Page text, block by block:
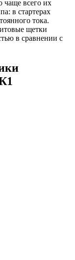
чаще всего их
в стартерах
тока.
щетки
в сравнении с